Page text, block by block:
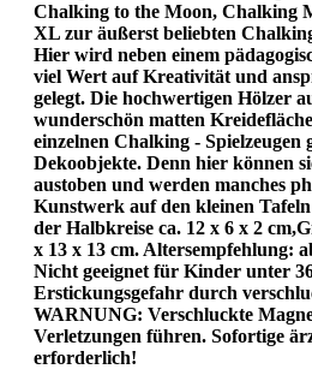
Chalking to the Moon, Chalking
XL zur äußerst beliebten
Hier wird neben einem
viel Wert auf Kreativität und
gelegt. Die hochwertigen Hölzer
wunderschön matten
einzelnen Chalking - Spielzeugen
Dekoobjekte. Denn hier können
austoben und werden manches
Kunstwerk auf den kleinen
der Halbkreise ca. 12 x 6 x 2
x 13 x 13 cm. Altersempfehlung:
Nicht geeignet für Kinder unter
Erstickungsgefahr durch
WARNUNG: Verschluckte
Verletzungen führen. Sofortige
erforderlich!